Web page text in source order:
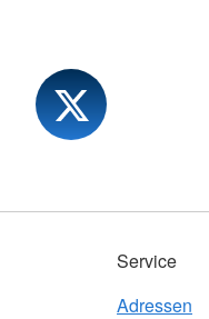
Service
Adressen